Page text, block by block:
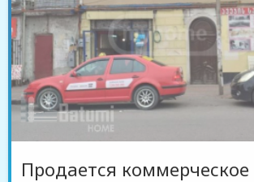
Продается коммерческое